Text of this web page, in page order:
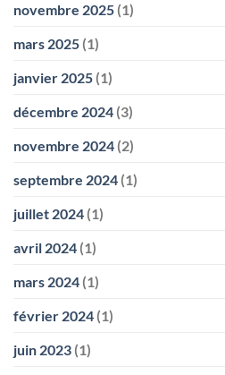
novembre 2025 (1)
mars 2025 (1)
janvier 2025 (1)
décembre 2024 (3)
novembre 2024 (2)
septembre 2024 (1)
juillet 2024 (1)
avril 2024 (1)
mars 2024 (1)
février 2024 (1)
juin 2023 (1)